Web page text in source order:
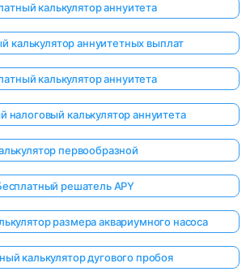
калькулятор аннуитета
калькулятор аннуитетных выплат
калькулятор аннуитета
налоговый калькулятор аннуитета
первообразной
решатель APY
размера аквариумного насоса
калькулятор дугового пробоя